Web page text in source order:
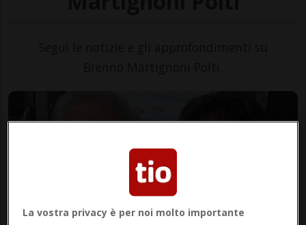
La vostra privacy è per noi molto importante